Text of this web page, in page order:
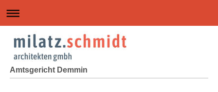
Amtsgericht Demmin